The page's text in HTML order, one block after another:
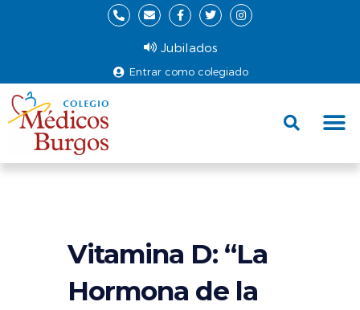
Entrar como colegiado
Jubilados
Vitamina D: “La
Hormona de la